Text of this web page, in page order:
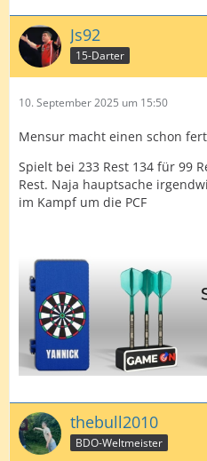
Js92
15-Darter
10. September 2025 um 15:50
Mensur macht einen schon
Spielt bei 233 Rest 134 für 99
Rest. Naja hauptsache
im Kampf um die PCF
thebull2010
BDO-Weltmeister